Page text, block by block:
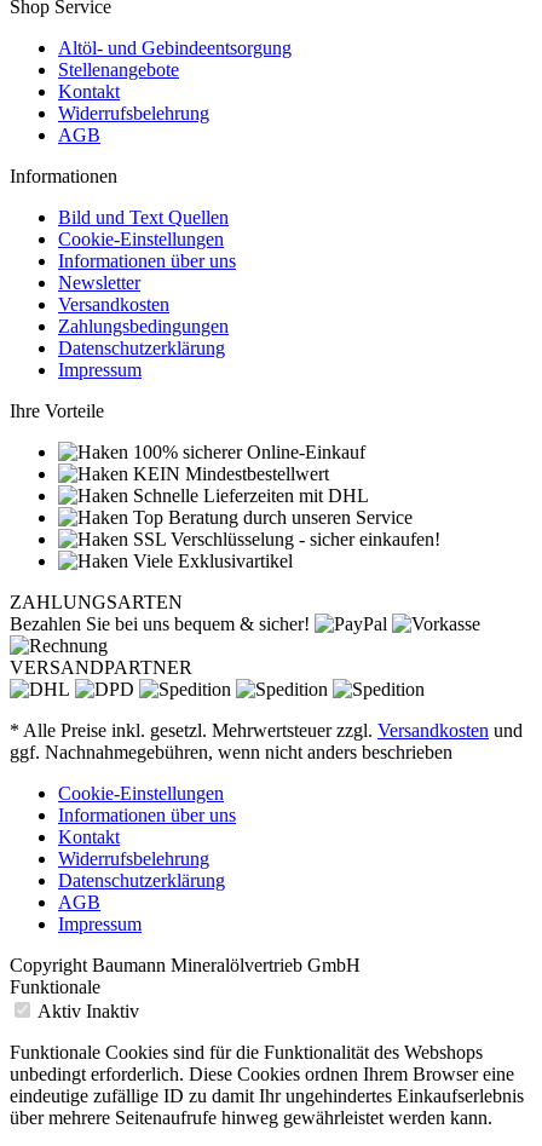
Shop Service
Altöl- und Gebindeentsorgung
Stellenangebote
Kontakt
Widerrufsbelehrung
AGB
Informationen
Bild und Text Quellen
Cookie-Einstellungen
Informationen über uns
Newsletter
Versandkosten
Zahlungsbedingungen
Datenschutzerklärung
Impressum
Ihre Vorteile
100% sicherer Online-Einkauf
KEIN Mindestbestellwert
Schnelle Lieferzeiten mit DHL
Top Beratung durch unseren Service
SSL Verschlüsselung - sicher einkaufen!
Viele Exklusivartikel
ZAHLUNGSARTEN
Bezahlen Sie bei uns bequem & sicher!
VERSANDPARTNER
* Alle Preise inkl. gesetzl. Mehrwertsteuer zzgl. Versandkosten und
ggf. Nachnahmegebühren, wenn nicht anders beschrieben
Cookie-Einstellungen
Informationen über uns
Kontakt
Widerrufsbelehrung
Datenschutzerklärung
AGB
Impressum
Copyright Baumann Mineralölvertrieb GmbH
Funktionale
Aktiv Inaktiv
Funktionale Cookies sind für die Funktionalität des Webshops
unbedingt erforderlich. Diese Cookies ordnen Ihrem Browser eine
eindeutige zufällige ID zu damit Ihr ungehindertes Einkaufserlebnis
über mehrere Seitenaufrufe hinweg gewährleistet werden kann.